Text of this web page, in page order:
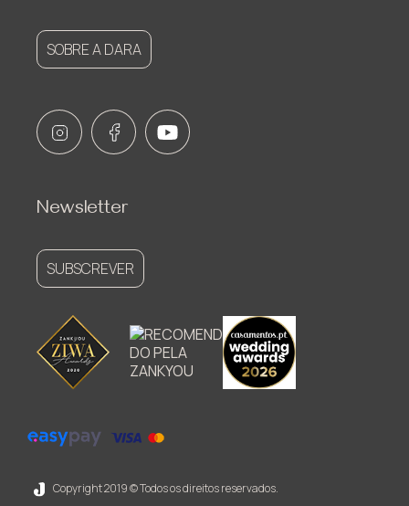
SOBRE A DARA
Newsletter
SUBSCREVER
Copyright 2019 © Todos os direitos reservados.